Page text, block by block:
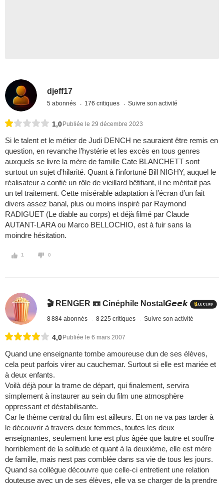
djeff17
5 abonnés 176 critiques Suivre son activité
1,0 Publiée le 29 décembre 2023
Si le talent et le métier de Judi DENCH ne sauraient être remis en
question, en revanche l’hystérie et les excès en tous genres
auxquels se livre la mère de famille Cate BLANCHETT sont
surtout un sujet d’hilarité. Quant à l’infortuné Bill NIGHY, auquel le
réalisateur a confié un rôle de vieillard bêtifiant, il ne méritait pas
un tel traitement. Cette misérable adaptation à l’écran d’un fait
divers assez banal, plus ou moins inspiré par Raymond
RADIGUET (Le diable au corps) et déjà filmé par Claude
AUTANT-LARA ou Marco BELLOCHIO, est à fuir sans la
moindre hésitation.
1 0
🎬 RENGER 📼 Cinéphile Nostal𝙂𝙚𝙚𝙠
8 884 abonnés 8 225 critiques Suivre son activité
4,0 Publiée le 6 mars 2007
Quand une enseignante tombe amoureuse dun de ses élèves,
cela peut parfois virer au cauchemar. Surtout si elle est mariée et
à deux enfants.
Voilà déjà pour la trame de départ, qui finalement, servira
simplement à instaurer au sein du film une atmosphère
oppressant et déstabilisante.
Car le thème central du film est ailleurs. Et on ne va pas tarder à
le découvrir à travers deux femmes, toutes les deux
enseignantes, seulement lune est plus âgée que lautre et souffre
horriblement de la solitude et quant à la deuxième, elle est mère
de famille, mais nest pas comblée dans sa vie de tous les jours.
Quand sa collègue découvre que celle-ci entretient une relation
douteuse avec un de ses élèves, elle va se charger de la prendre